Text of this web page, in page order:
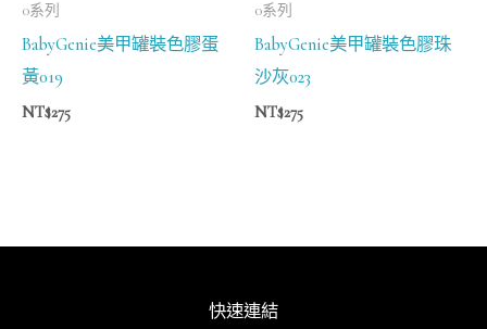
0系列
BabyGenie美甲罐裝色膠蛋
黃019
NT$275
0系列
BabyGenie美甲罐裝色膠珠
沙灰023
NT$275
快速連結